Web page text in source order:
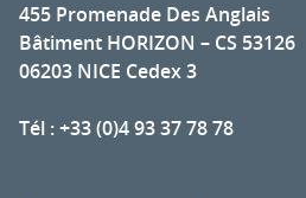
455 Promenade Des Anglais
Bâtiment HORIZON – CS 53126
06203 NICE Cedex 3
Tél : +33 (0)4 93 37 78 78